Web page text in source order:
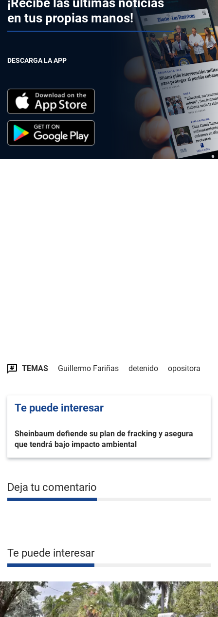
¡Recibe las últimas noticias
en tus propias manos!
DESCARGA LA APP
TEMAS Guillermo Fariñas detenido opositora
Te puede interesar
Sheinbaum defiende su plan de fracking y asegura
que tendrá bajo impacto ambiental
Deja tu comentario
Te puede interesar